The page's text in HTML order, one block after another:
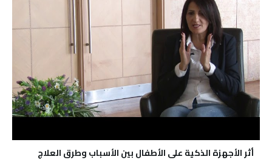
أثر الأجهزة الذكية على الأطفال بين الأسباب وطرق العلاج